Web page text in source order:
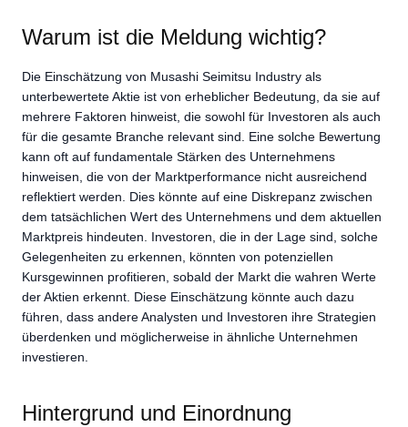
Warum ist die Meldung wichtig?
Die Einschätzung von Musashi Seimitsu Industry als
unterbewertete Aktie ist von erheblicher Bedeutung, da sie auf
mehrere Faktoren hinweist, die sowohl für Investoren als auch
für die gesamte Branche relevant sind. Eine solche Bewertung
kann oft auf fundamentale Stärken des Unternehmens
hinweisen, die von der Marktperformance nicht ausreichend
reflektiert werden. Dies könnte auf eine Diskrepanz zwischen
dem tatsächlichen Wert des Unternehmens und dem aktuellen
Marktpreis hindeuten. Investoren, die in der Lage sind, solche
Gelegenheiten zu erkennen, könnten von potenziellen
Kursgewinnen profitieren, sobald der Markt die wahren Werte
der Aktien erkennt. Diese Einschätzung könnte auch dazu
führen, dass andere Analysten und Investoren ihre Strategien
überdenken und möglicherweise in ähnliche Unternehmen
investieren.
Hintergrund und Einordnung